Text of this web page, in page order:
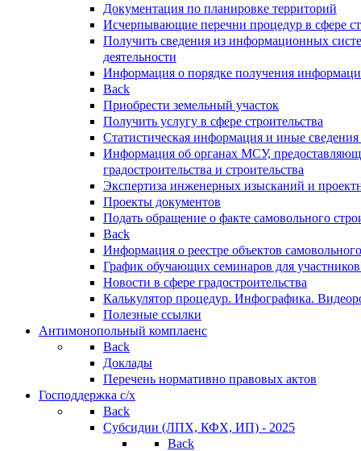
Документация по планировке территорий
Исчерпывающие перечни процедур в сфере
Получить сведения из информационных
деятельности
Информация о порядке получения
Back
Приобрести земельный участок
Получить услугу в сфере строительства
Статистическая информация и иные сведения
Информация об органах МСУ,
градостроительства и строительства
Экспертиза инженерных изысканий и
Проекты документов
Подать обращение о факте самовольного
Back
Информация о реестре объектов
График обучающих семинаров для участников
Новости в сфере градостроительства
Калькулятор процедур. Инфографика.
Полезные ссылки
Антимонопольный комплаенс
Back
Доклады
Перечень нормативно правовых актов
Господдержка с/х
Back
Субсидии (ЛПХ, КФХ, ИП) - 2025
Back